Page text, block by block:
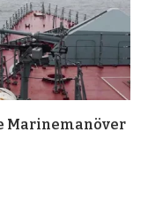
Marinemanöver